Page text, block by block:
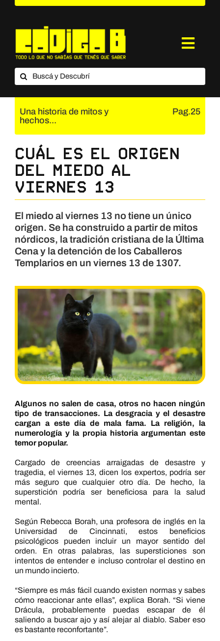
Saltar
¿Qué es Código B?
Suscripción
Contacto
Buscar:
Una historia de mitos y
hechos...
Pag.25
Cuál es el origen
del miedo al
viernes 13
El miedo al viernes 13 no tiene un único
origen. Se ha construido a partir de mitos
nórdicos, la tradición cristiana de la Última
Cena y la detención de los Caballeros
Templarios en un viernes 13 de 1307.
Algunos no salen de casa, otros no hacen ningún
tipo de transacciones. La desgracia y el desastre
cargan a este día de mala fama. La religión, la
numerología y la propia historia argumentan este
temor popular.
Cargado de creencias arraigadas de desastre y
tragedia, el viernes 13, dicen los expertos, podría ser
más seguro que cualquier otro día. De hecho, la
superstición podría ser beneficiosa para la salud
mental.
Según Rebecca Borah, una profesora de inglés en la
Universidad de Cincinnati, estos beneficios
psicológicos pueden incluir un mayor sentido del
orden. En otras palabras, las supersticiones son
intentos de entender e incluso controlar el destino en
un mundo incierto.
“Siempre es más fácil cuando existen normas y sabes
cómo reaccionar ante ellas”, explica Borah. “Si viene
Drácula, probablemente puedas escapar de él
saliendo a buscar ajo y así alejar al diablo. Saber eso
es bastante reconfortante”.